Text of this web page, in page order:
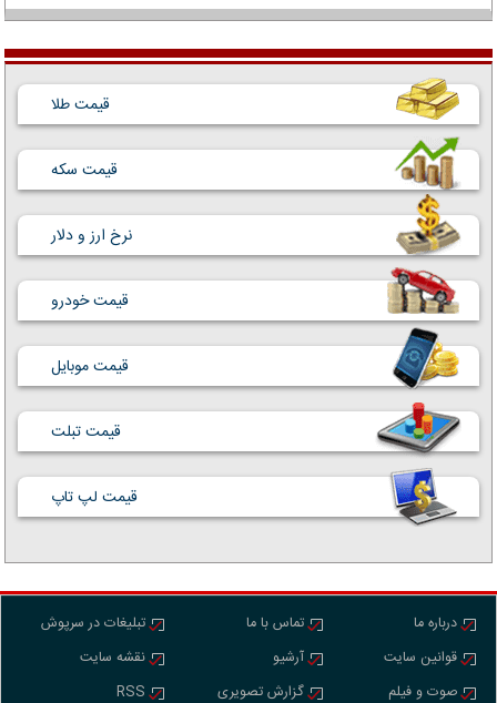
قیمت طلا
قیمت سکه
نرخ ارز و دلار
قیمت خودرو
قیمت موبایل
قیمت تبلت
قیمت لپ تاپ
درباره ما
قوانین سایت
صوت و فیلم
تماس با ما
آرشیو
گزارش تصویری
تبلیغات در سرپوش
نقشه سایت
RSS